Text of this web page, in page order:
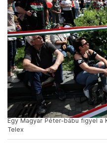
Egy Magyar Péter-bábu figyel a
Telex